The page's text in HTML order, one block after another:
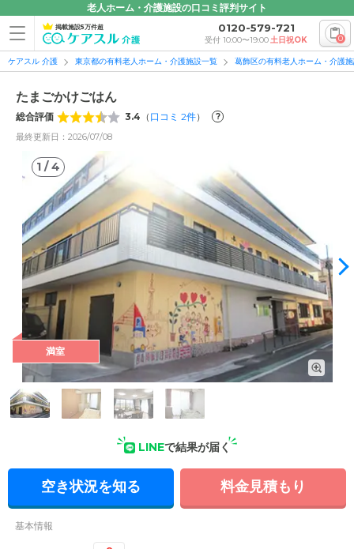
老人ホーム・介護施設の口コミ評判サイト
掲載施設5万件超 0120-579-721
受付 10:00〜19:00土日祝OK 0
ケアスル 介護 東京都の有料老人ホーム・介護施設一覧 葛飾区の有料老人ホーム・介護
たまごかけごはん
総合評価 3.4 （ 口コミ 2件） ?
最終更新日：2026/07/08
1 /4
1/4
外観: 施設は活気のある街中に位置し、徒歩圏内にスーパーマ
ーケットや郵便局などが揃っていて生活拠点として便利です。
満室
LINEで結果が届く
空き状況を知る 料金見積もり
基本情報